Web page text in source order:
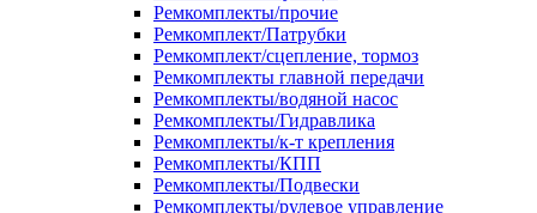
Ремкомплекты/прочие
Ремкомплект/Патрубки
Ремкомплект/сцепление, тормоз
Ремкомплекты главной передачи
Ремкомплекты/водяной насос
Ремкомплекты/Гидравлика
Ремкомплекты/к-т крепления
Ремкомплекты/КПП
Ремкомплекты/Подвески
Ремкомплекты/рулевое управление